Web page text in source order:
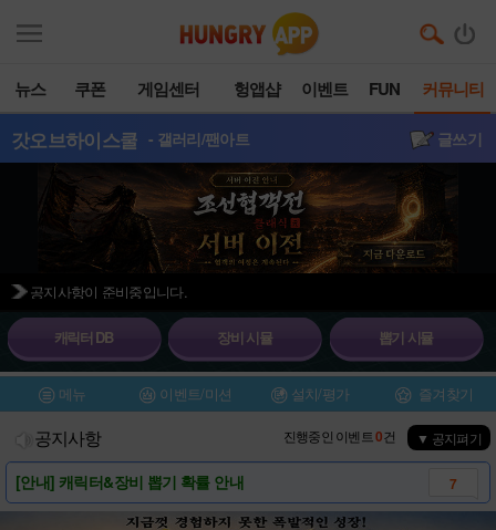
뉴스 쿠폰 게임센터 헝앱샵 이벤트 FUN 커뮤니티
갓오브하이스쿨 - 갤러리/팬아트 글쓰기
공지사항이 준비중입니다.
캐릭터 DB 장비 시뮬 뽑기 시뮬
메뉴 이벤트/미션 설치/평가 즐겨찾기
공지사항 진행중인 이벤트0건 ▼ 공지펴기
[안내] 캐릭터&장비 뽑기 확률 안내 7
거래 관련글은 거래게시판에 작성 해주세요.